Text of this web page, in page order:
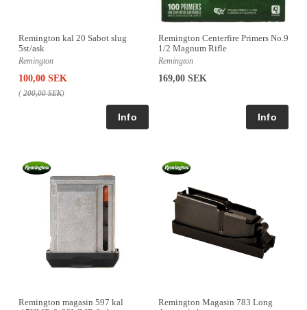
Remington kal 20 Sabot slug
5st/ask
Remington
100,00 SEK
( 200,00 SEK)
Remington Centerfire Primers No.9
1/2 Magnum Rifle
Remington
169,00 SEK
Remington magasin 597 kal
Remington Magasin 783 Long